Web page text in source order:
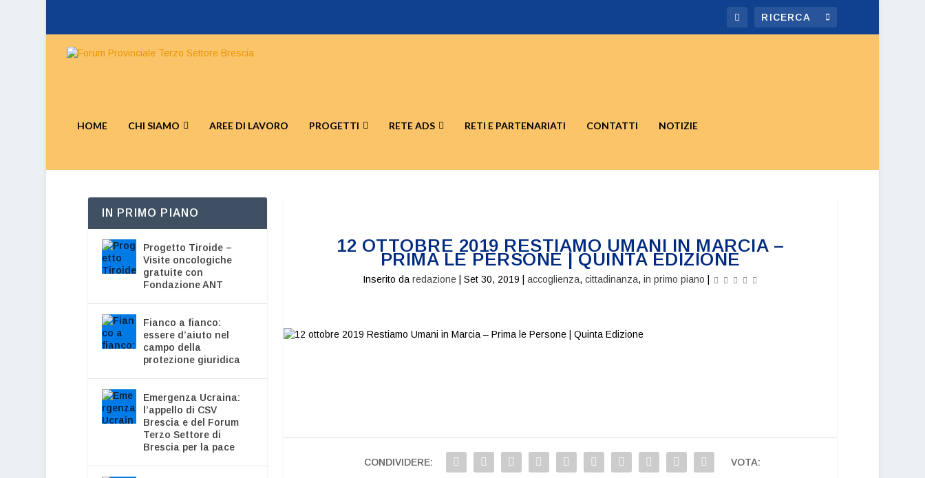
HOME CHI SIAMO AREE DI LAVORO PROGETTI RETE ADS RETI E PARTENARIATI CONTATTI NOTIZIE
12 OTTOBRE 2019 RESTIAMO UMANI IN MARCIA –
PRIMA LE PERSONE | QUINTA EDIZIONE
Inserito daredazione |Set 30, 2019 |accoglienza,cittadinanza,in primo piano |
CONDIVIDERE: VOTA:
IN PRIMO PIANO
Progetto Tiroide –
Visite oncologiche
gratuite con
Fondazione ANT
Fianco a fianco:
essere d’aiuto nel
campo della
protezione giuridica
Emergenza Ucraina:
l’appello di CSV
Brescia e del Forum
Terzo Settore di
Brescia per la pace